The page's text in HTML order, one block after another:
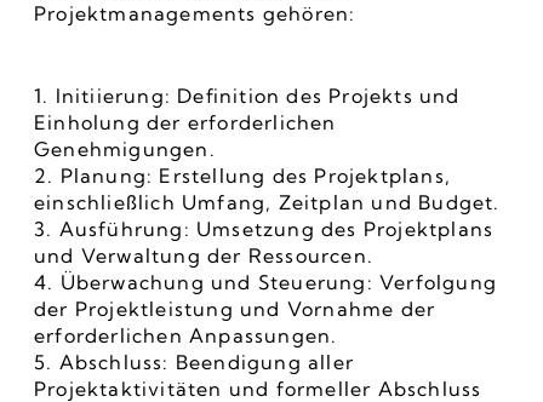
Projektmanagements gehören:
1. Initiierung: Definition des Projekts und
Einholung der erforderlichen
Genehmigungen.
2. Planung: Erstellung des Projektplans,
einschließlich Umfang, Zeitplan und Budget.
3. Ausführung: Umsetzung des Projektplans
und Verwaltung der Ressourcen.
4. Überwachung und Steuerung: Verfolgung
der Projektleistung und Vornahme der
erforderlichen Anpassungen.
5. Abschluss: Beendigung aller
Projektaktivitäten und formeller Abschluss